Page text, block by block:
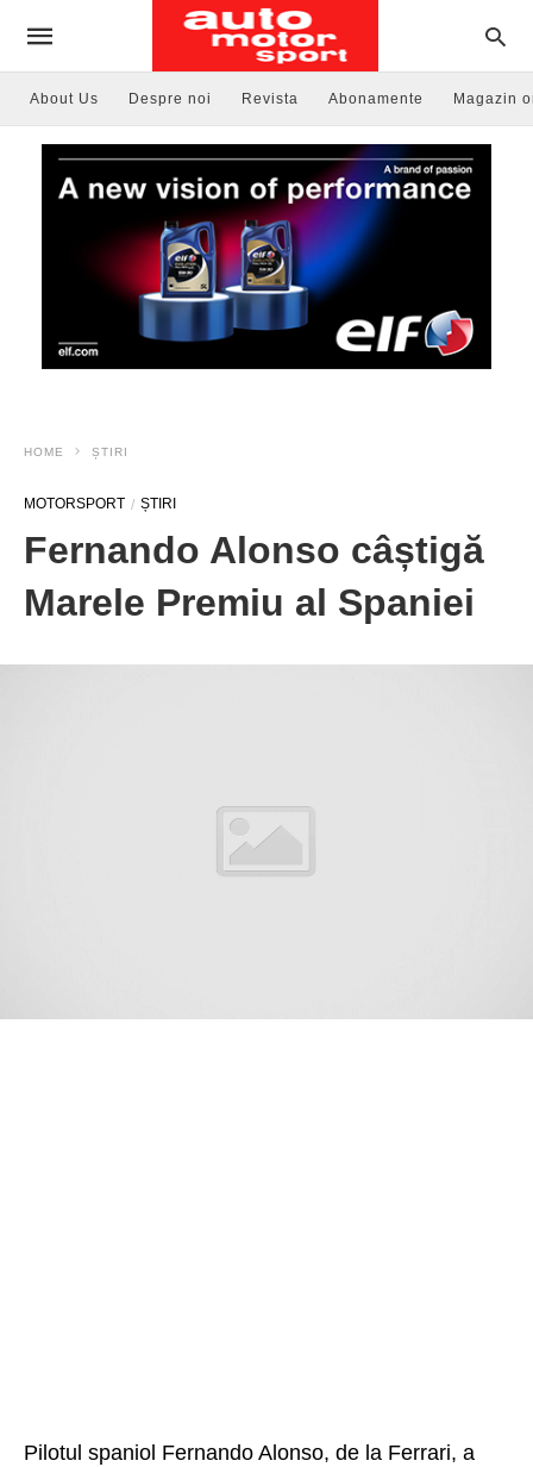
About Us Despre noi Revista Abonamente Magazin
HOME ȘTIRI
MOTORSPORT ȘTIRI
Fernando Alonso câștigă
Marele Premiu al Spaniei
Pilotul spaniol Fernando Alonso, de la Ferrari, a